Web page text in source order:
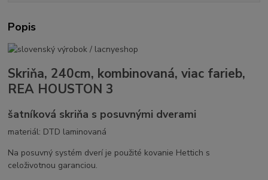
Popis
Skriňa, 240cm, kombinovaná, viac farieb,
REA HOUSTON 3
šatníková skriňa s posuvnými dverami
materiál: DTD laminovaná
Na posuvný systém dverí je použité kovanie Hettich s
celoživotnou garanciou.